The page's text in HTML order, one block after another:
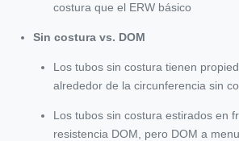
costura que el ERW básico
Sin costura vs. DOM
Los tubos sin costura tienen
alrededor de la circunferencia sin
Los tubos sin costura estirados en
resistencia DOM, pero DOM a